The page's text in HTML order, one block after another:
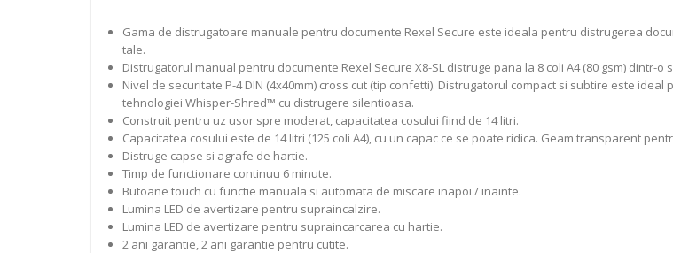
Gama de distrugatoare manuale pentru documente Rexel Secure este ideala pentru distrugerea
tale.
Distrugatorul manual pentru documente Rexel Secure X8-SL distruge pana la 8 coli A4 (80 gsm) dintr-
Nivel de securitate P-4 DIN (4x40mm) cross cut (tip confetti). Distrugatorul compact si subtire este
tehnologiei Whisper-Shred™ cu distrugere silentioasa.
Construit pentru uz usor spre moderat, capacitatea cosului fiind de 14 litri.
Capacitatea cosului este de 14 litri (125 coli A4), cu un capac ce se poate ridica. Geam transparent
Distruge capse si agrafe de hartie.
Timp de functionare continuu 6 minute.
Butoane touch cu functie manuala si automata de miscare inapoi / inainte.
Lumina LED de avertizare pentru supraincalzire.
Lumina LED de avertizare pentru supraincarcarea cu hartie.
2 ani garantie, 2 ani garantie pentru cutite.